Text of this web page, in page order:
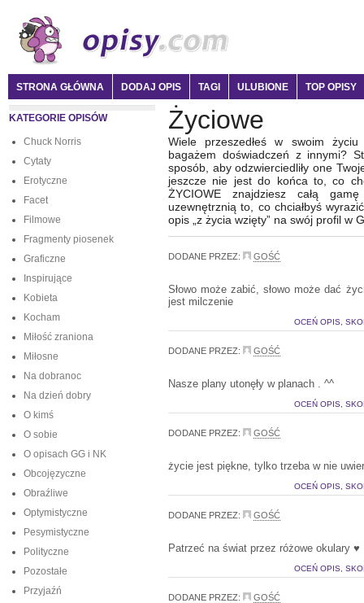
STRONA GŁÓWNA DODAJ OPIS TAGI ULUBIONE TOP OPISY
KATEGORIE OPISÓW
Chuck Norris
Cytaty
Erotyczne
Facet
Filmowe
Fragmenty piosenek
Graficzne
Inspirujące
Kobieta
Kocham
Miłość zraniona
Miłosne
Na dobranoc
Na dzień dobry
O kimś
O sobie
O opisach GG i NK
Obcojęzyczne
Obraźliwe
Optymistyczne
Pesymistyczne
Polityczne
Pozostałe
Przyjaźń
Życiowe
Wiele przeszedłeś w swoim
bagażem doświadczeń z innymi?
sposób, aby odzwierciedliły one
jeszcze nie jest do końca to, co
ŻYCIOWE znajdziesz całą
uzewnętrznią to, co chciałbyś
opis „z życia wzięty” na swój profil w
DODANE PRZEZ: GOŚĆ
Słowo może zabić, słowo może dać
jest milczenie
OCEŃ OPIS,
DODANE PRZEZ: GOŚĆ
Nasze plany utonęły w planach . ^^
OCEŃ OPIS,
DODANE PRZEZ: GOŚĆ
życie jest piękne, tylko trzeba w nie
OCEŃ OPIS,
DODANE PRZEZ: GOŚĆ
Patrzeć na świat przez różowe okulary ♥
OCEŃ OPIS,
DODANE PRZEZ: GOŚĆ